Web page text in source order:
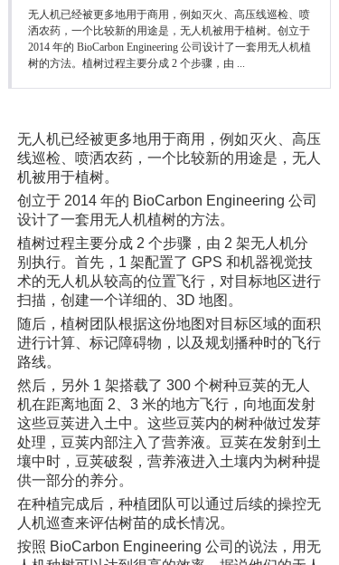
无人机已经被更多地用于商用，例如灭火、高压线巡检、喷
洒农药，一个比较新的用途是，无人机被用于植树。创立于
2014 年的 BioCarbon Engineering 公司设计了一套用无人机植
树的方法。植树过程主要分成 2 个步骤，由 ...
无人机已经被更多地用于商用，例如灭火、高压
线巡检、喷洒农药，一个比较新的用途是，无人
机被用于植树。
创立于 2014 年的 BioCarbon Engineering 公司
设计了一套用无人机植树的方法。
植树过程主要分成 2 个步骤，由 2 架无人机分
别执行。首先，1 架配置了 GPS 和机器视觉技
术的无人机从较高的位置飞行，对目标地区进行
扫描，创建一个详细的、3D 地图。
随后，植树团队根据这份地图对目标区域的面积
进行计算、标记障碍物，以及规划播种时的飞行
路线。
然后，另外 1 架搭载了 300 个树种豆荚的无人
机在距离地面 2、3 米的地方飞行，向地面发射
这些豆荚进入土中。这些豆荚内的树种做过发芽
处理，豆荚内部注入了营养液。豆荚在发射到土
壤中时，豆荚破裂，营养液进入土壤内为树种提
供一部分的养分。
在种植完成后，种植团队可以通过后续的操控无
人机巡查来评估树苗的成长情况。
按照 BioCarbon Engineering 公司的说法，用无